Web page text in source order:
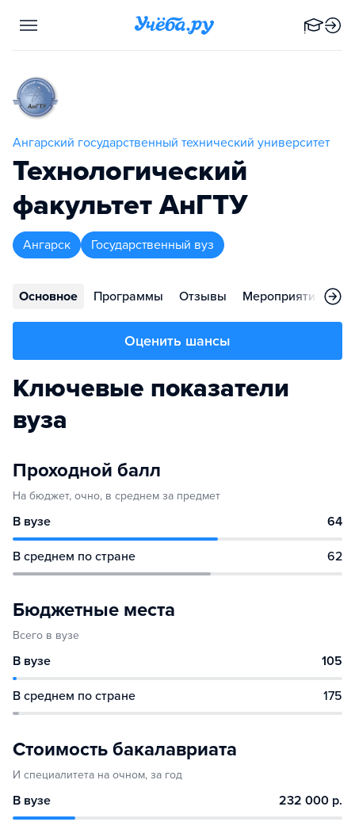
Ангарский государственный технический университет
Технологический
факультет АнГТУ
Ангарск Государственный вуз
Основное Программы Отзывы Мероприятия
Оценить шансы
Ключевые показатели
вуза
Проходной балл
На бюджет, очно, в среднем за предмет
В вузе 64
В среднем по стране 62
Бюджетные места
Всего в вузе
В вузе 105
В среднем по стране 175
Стоимость бакалавриата
И специалитета на очном, за год
В вузе 232 000 р.